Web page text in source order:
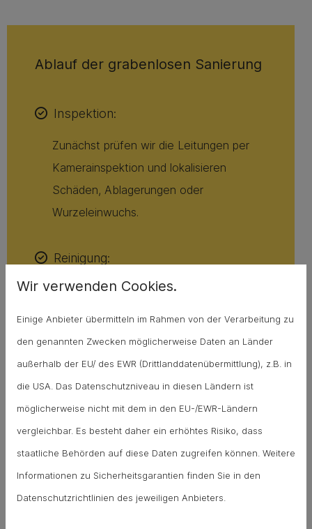
Ablauf der grabenlosen Sanierung
Inspektion:
Zunächst prüfen wir die Leitungen per
Kamerainspektion und lokalisieren
Schäden, Ablagerungen oder
Wurzeleinwuchs.
Reinigung:
Der Kanal wird gründlich von Schmutz
Inliner- / Kurzliner-Verfahren:
Ein mit Spezialharz getränkter Schlauch
wird in das Rohr eingebracht und mittels
Druckluft an die Innenwand gepresst.
Das Harz härtet aus und verschließt
beschädigte Stellen dauerhaft.
Abzweige werden bei Bedarf mit
Wir verwenden Cookies.
Einige Anbieter übermitteln im Rahmen von der Verarbeitung zu
den genannten Zwecken möglicherweise Daten an Länder
außerhalb der EU/ des EWR (Drittlanddatenübermittlung), z.B. in
die USA. Das Datenschutzniveau in diesen Ländern ist
möglicherweise nicht mit dem in den EU-/EWR-Ländern
vergleichbar. Es besteht daher ein erhöhtes Risiko, dass
staatliche Behörden auf diese Daten zugreifen können. Weitere
Informationen zu Sicherheitsgarantien finden Sie in den
Datenschutzrichtlinien des jeweiligen Anbieters.